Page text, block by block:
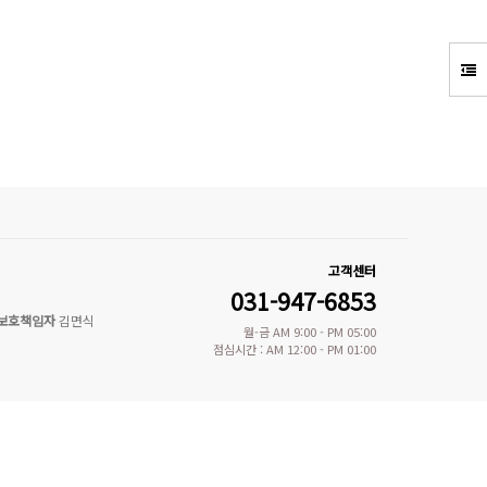
호책임자김면식
고객센터
031-947-6853
월-금 AM 9:00 - PM 05:00
점심시간 : AM 12:00 - PM 01:00